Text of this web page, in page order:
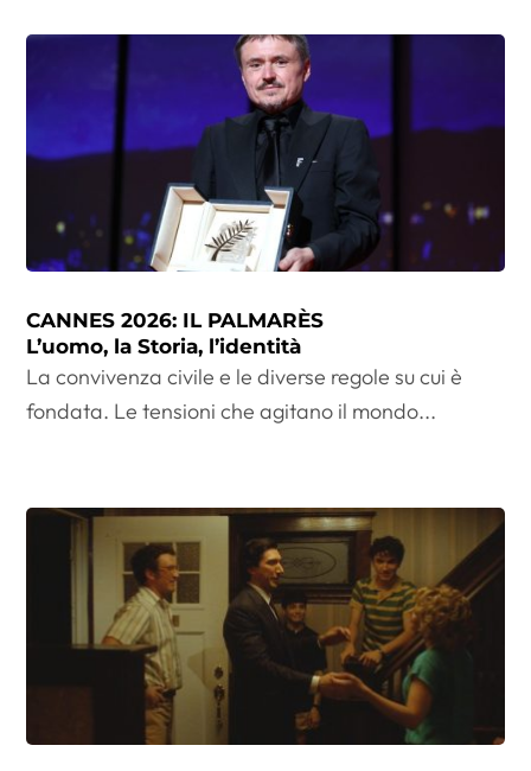
CANNES 2026: IL PALMARÈS
L’uomo, la Storia, l’identità
La convivenza civile e le diverse regole su cui è
fondata. Le tensioni che agitano il mondo...